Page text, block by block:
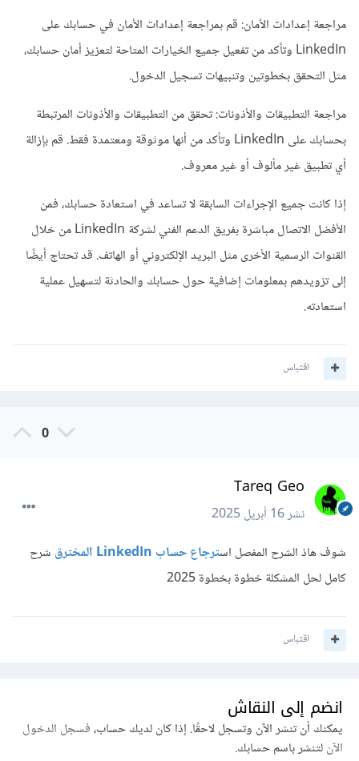
مراجعة إعدادات الأمان: قم بمراجعة إعدادات الأمان في حسابك على
LinkedIn وتأكد من تفعيل جميع الخيارات المتاحة لتعزيز أمان حسابك،
مثل التحقق بخطوتين وتنبيهات تسجيل الدخول.
مراجعة التطبيقات والأذونات: تحقق من التطبيقات والأذونات المرتبطة
بحسابك على LinkedIn وتأكد من أنها موثوقة ومعتمدة فقط. قم بإزالة
أي تطبيق غير مألوف أو غير معروف.
إذا كانت جميع الإجراءات السابقة لا تساعد في استعادة حسابك، فمن
الأفضل الاتصال مباشرة بفريق الدعم الفني لشركة LinkedIn من خلال
القنوات الرسمية الأخرى مثل البريد الإلكتروني أو الهاتف. قد تحتاج أيضًا
إلى تزويدهم بمعلومات إضافية حول حسابك والحادثة لتسهيل عملية
استعادته.
اقتباس
0
Tareq Geo
نشر16 أبريل 2025
شوف هاذ الشرح المفصل استرجاع حساب LinkedIn المخترق
شرح
كامل لحل المشكلة خطوة بخطوة 2025
اقتباس
انضم إلى النقاش
يمكنك أن تنشر الآن وتسجل لاحقًا. إذا كان لديك حساب،فسجل الدخول
الآنلتنشر باسم حسابك.